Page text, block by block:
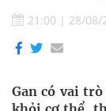
21:00 | 28/08/
Gan có vai